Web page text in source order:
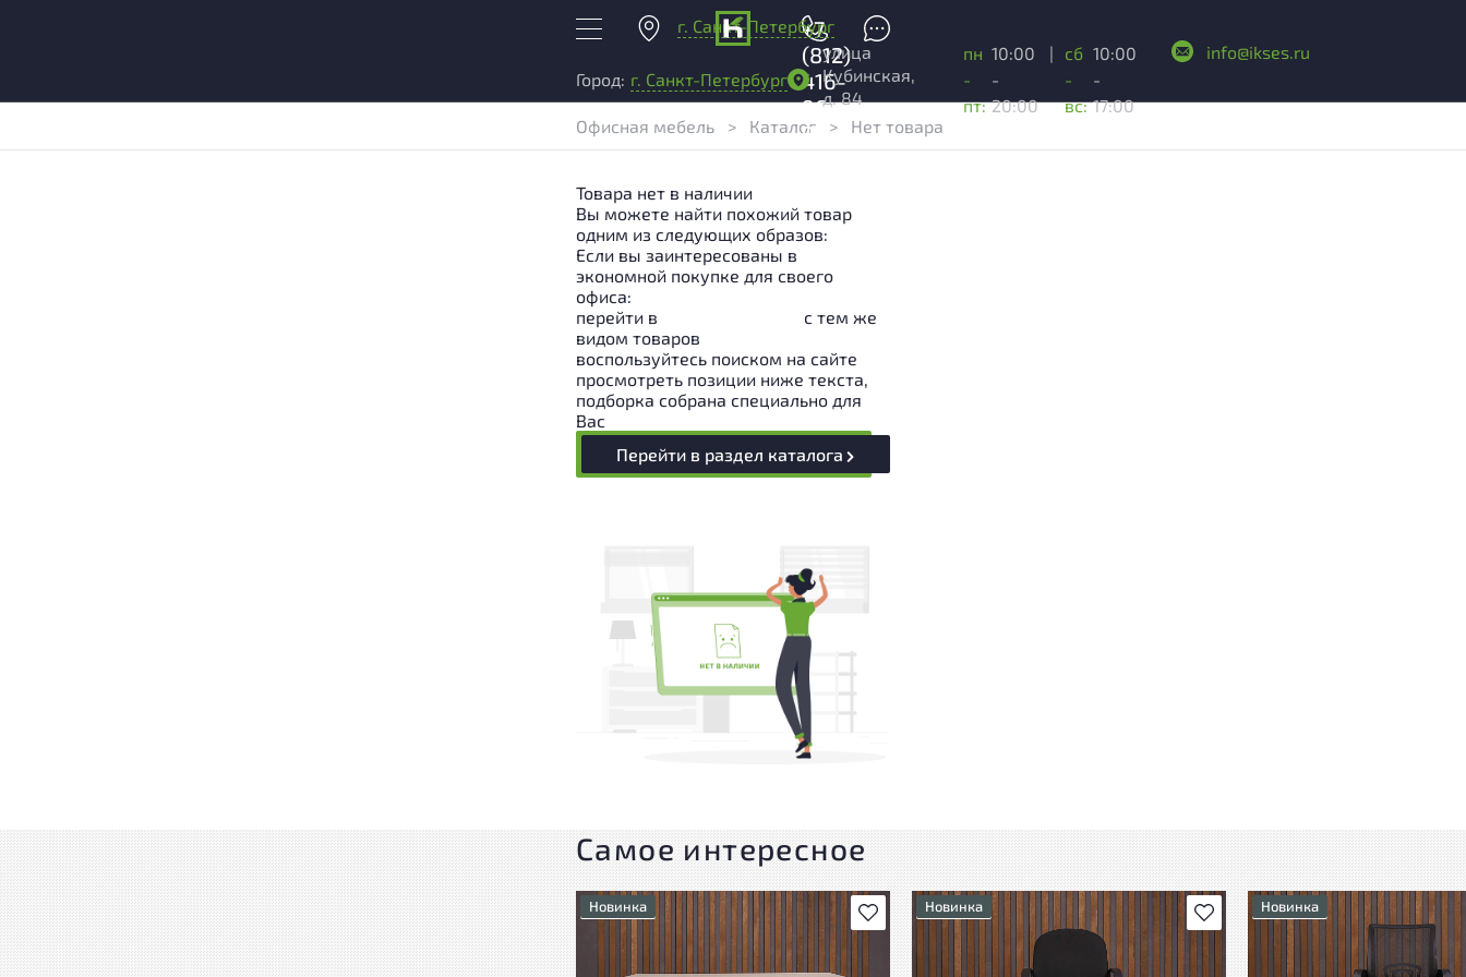
г. Санкт-Петербург
+7
(812)
416-
96-
99
Город: г. Санкт-Петербург
улица
Кубинская,
д. 84
пн
-
пт:
10:00
-
20:00
|
сб
-
вс:
10:00
-
17:00
info@ikses.ru
Офисная мебель > Каталог > Нет товара
Товара нет в наличии
Вы можете найти похожий товар
одним из следующих образов:
Если вы заинтересованы в
экономной покупке для своего
офиса:
перейти в
с тем же
видом товаров
воспользуйтесь поиском на сайте
просмотреть позиции ниже текста,
подборка собрана специально для
Вас
Перейти в раздел каталога
Самое интересное
В избранное
Новинка В избранное
Новинка Новинка